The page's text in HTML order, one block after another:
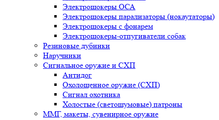
Электрошокеры ОСА
Электрошокеры парализаторы (нокаутаторы)
Электрошокеры с фонарем
Электрошокеры-отпугиватели собак
Резиновые дубинки
Наручники
Сигнальное оружие и СХП
Антидог
Охолощенное оружие (СХП)
Сигнал охотника
Холостые (светошумовые) патроны
ММГ, макеты, сувенирное оружие